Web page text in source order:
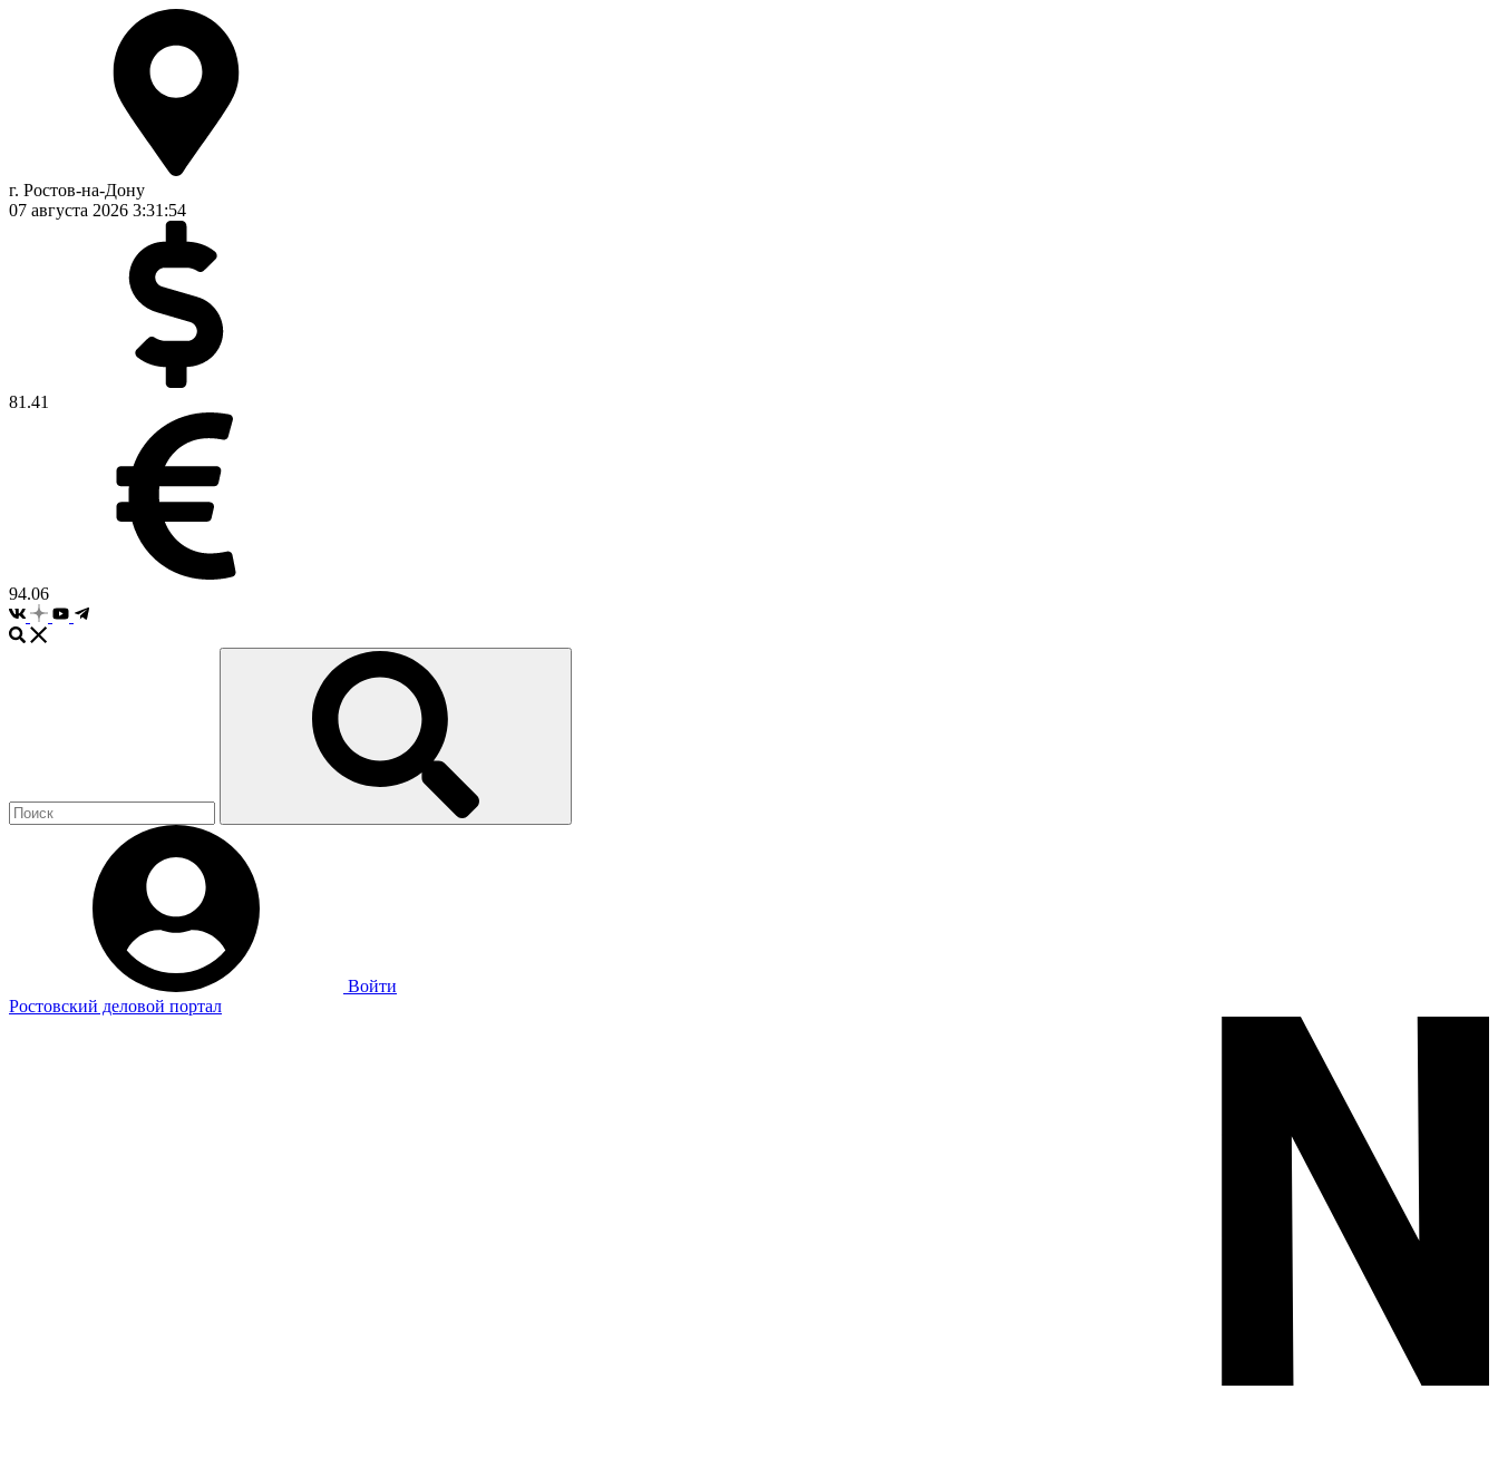
г. Ростов-на-Дону
07 августа 2026 3:31:55
81.41
94.06
Войти
Ростовский деловой портал